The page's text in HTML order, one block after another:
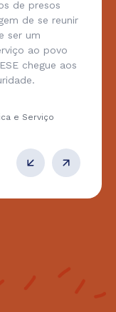
de presos
de se reunir
ser um
ao povo
chegue aos
e Serviço